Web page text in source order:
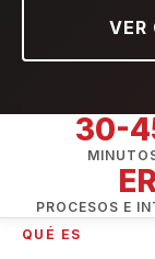
VER
30-
PROCESOS E
QUÉ ES